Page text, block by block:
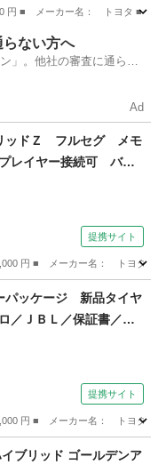
円 ■ メーカー名： トヨタ ■
らない方へ
」。他社の審査に通らな
Ad
ッドＺ フルセグ メモ
レイヤー接続可 バッ
ステム ＥＴＣ ドラ
ＬＥＤヘッドランプ
ナー 記録簿 （検10.
提携サイト
円 ■ メーカー名： トヨタ
パッケージ 新品タイヤ
／ＪＢＬ／保証書／デ
ビ９インチ／トヨタセ
ーター 前席／車線逸
ト フルレザー （検8.1
提携サイト
円 ■ メーカー名： トヨタ ■
ブリッド ゴールデンア